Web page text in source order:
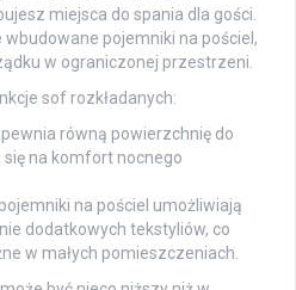
miejsca do spania dla gości.
pojemniki na pościel,
w ograniczonej przestrzeni.
sof rozkładanych:
równą powierzchnię do
się na komfort nocnego
na pościel umożliwiają
dodatkowych tekstyliów, co
w małych pomieszczeniach.